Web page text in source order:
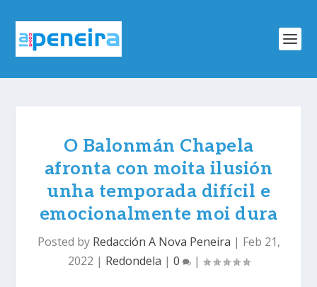
O Balonmán Chapela
afronta con moita ilusión
unha temporada difícil e
emocionalmente moi dura
Posted by Redacción A Nova Peneira | Feb 21,
2022 | Redondela | 0 |